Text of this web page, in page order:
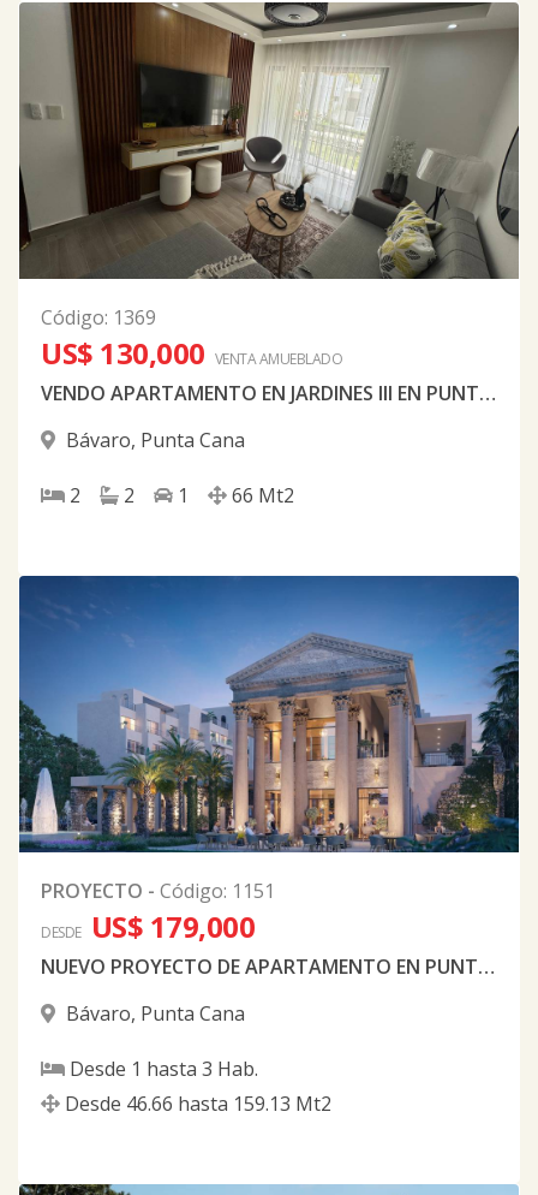
Código: 1369
US$ 130,000 VENTA AMUEBLADO
VENDO APARTAMENTO EN JARDINES III EN PUNTA CANA AMUEBLADO NUEVO A ESTRENAR
Bávaro, Punta Cana
2 2 1 66 Mt2
PROYECTO - Código: 1151
DESDE US$ 179,000
NUEVO PROYECTO DE APARTAMENTO EN PUNTA CANA
Bávaro, Punta Cana
Desde 1 hasta 3 Hab.
Desde 46.66 hasta 159.13 Mt2